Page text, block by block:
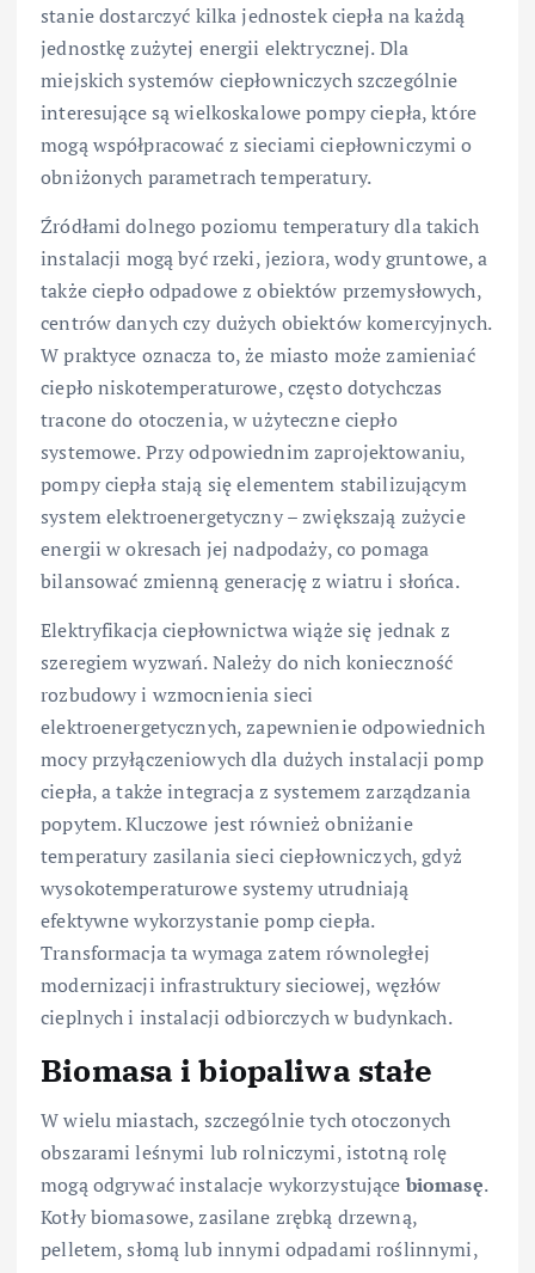
stanie dostarczyć kilka jednostek ciepła na każdą
jednostkę zużytej energii elektrycznej. Dla
miejskich systemów ciepłowniczych szczególnie
interesujące są wielkoskalowe pompy ciepła, które
mogą współpracować z sieciami ciepłowniczymi o
obniżonych parametrach temperatury.
Źródłami dolnego poziomu temperatury dla takich
instalacji mogą być rzeki, jeziora, wody gruntowe, a
także ciepło odpadowe z obiektów przemysłowych,
centrów danych czy dużych obiektów komercyjnych.
W praktyce oznacza to, że miasto może zamieniać
ciepło niskotemperaturowe, często dotychczas
tracone do otoczenia, w użyteczne ciepło
systemowe. Przy odpowiednim zaprojektowaniu,
pompy ciepła stają się elementem stabilizującym
system elektroenergetyczny – zwiększają zużycie
energii w okresach jej nadpodaży, co pomaga
bilansować zmienną generację z wiatru i słońca.
Elektryfikacja ciepłownictwa wiąże się jednak z
szeregiem wyzwań. Należy do nich konieczność
rozbudowy i wzmocnienia sieci
elektroenergetycznych, zapewnienie odpowiednich
mocy przyłączeniowych dla dużych instalacji pomp
ciepła, a także integracja z systemem zarządzania
popytem. Kluczowe jest również obniżanie
temperatury zasilania sieci ciepłowniczych, gdyż
wysokotemperaturowe systemy utrudniają
efektywne wykorzystanie pomp ciepła.
Transformacja ta wymaga zatem równoległej
modernizacji infrastruktury sieciowej, węzłów
cieplnych i instalacji odbiorczych w budynkach.
Biomasa i biopaliwa stałe
W wielu miastach, szczególnie tych otoczonych
obszarami leśnymi lub rolniczymi, istotną rolę
mogą odgrywać instalacje wykorzystujące biomasę.
Kotły biomasowe, zasilane zrębką drzewną,
pelletem, słomą lub innymi odpadami roślinnymi,